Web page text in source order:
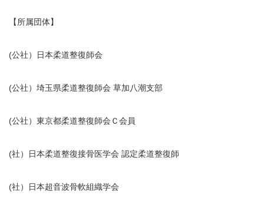
【所属団体】
(公社）日本柔道整復師会
(公社）埼玉県柔道整復師会 草加八潮支部
(公社）東京都柔道整復師会Ｃ会員
(社）日本柔道整復接骨医学会 認定柔道整復師
(社）日本超音波骨軟組織学会